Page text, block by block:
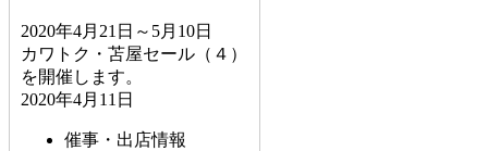
2020年4月21日～5月10日
カワトク・苫屋セール（４）
を開催します。
2020年4月11日
催事・出店情報